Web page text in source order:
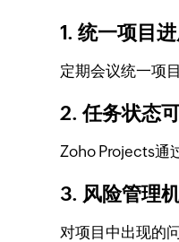
1. 统一项目
定期会议统一项
2. 任务状态
Zoho Projects通
3. 风险管理
对项目中出现的